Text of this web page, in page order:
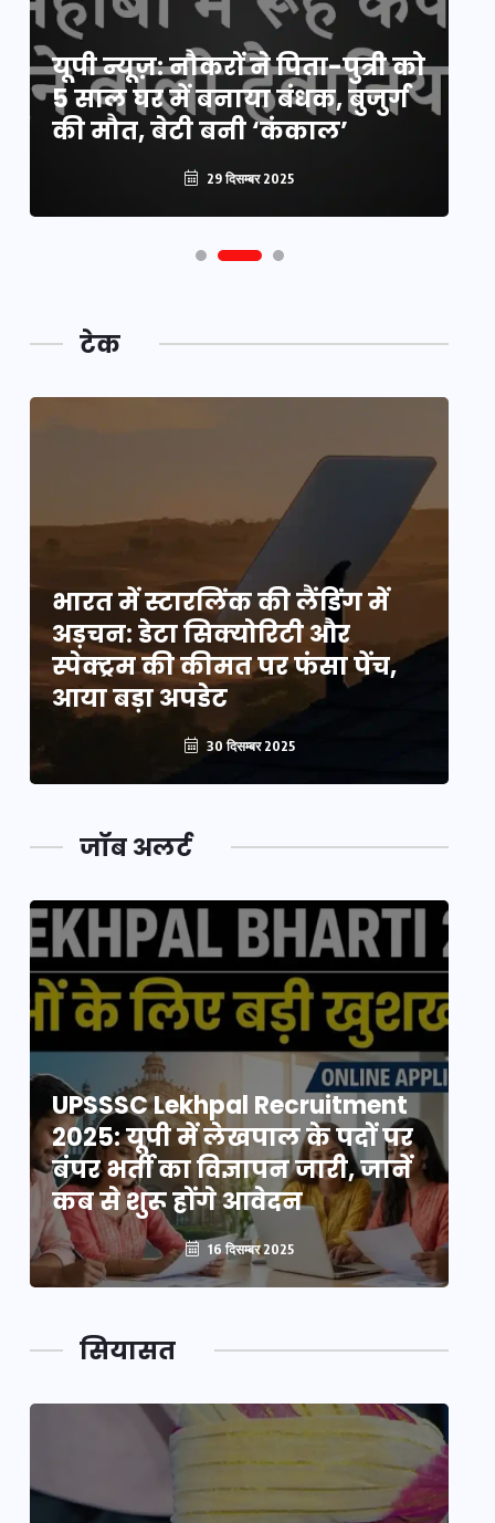
यूपी न्यूज़: नौकरों ने पिता-पुत्री को
5 साल घर में बनाया बंधक, बुजुर्ग
की मौत, बेटी बनी ‘कंकाल’
29 दिसम्बर 2025
यूपी लेखपाल भर्ती: ओबीसी को
मिली बड़ी राहत, 2158 पदों पर बंपर
वैकेंसी, जनरल कोटे में भारी
कटौती
29 दिसम्बर 2025
टेक
भारत में स्टारलिंक की लैंडिंग में
अड़चन: डेटा सिक्योरिटी और
स्पेक्ट्रम की कीमत पर फंसा पेंच,
आया बड़ा अपडेट
30 दिसम्बर 2025
जॉब अलर्ट
UPSSSC Lekhpal Recruitment
2025: यूपी में लेखपाल के पदों पर
बंपर भर्ती का विज्ञापन जारी, जानें
कब से शुरू होंगे आवेदन
16 दिसम्बर 2025
सियासत